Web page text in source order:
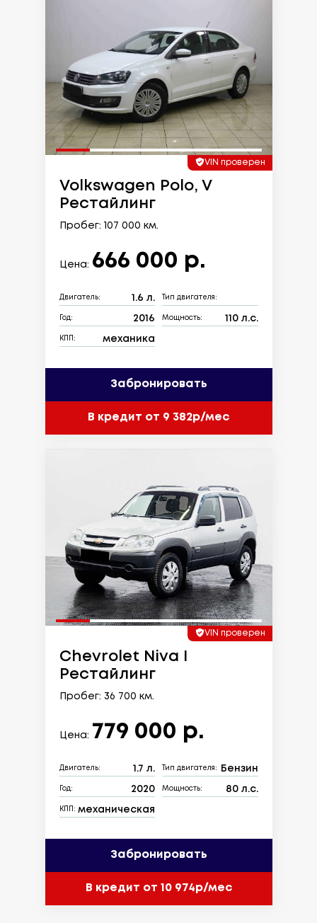
VIN проверен
Volkswagen Polo, V
Рестайлинг
Пробег: 107 000 км.
Цена: 666 000 р.
Двигатель: 1.6 л. Тип двигателя:
Год: 2016 Мощность: 110 л.с.
КПП: механика
Забронировать
В кредит от 9 382р/мес
VIN проверен
Chevrolet Niva I
Рестайлинг
Пробег: 36 700 км.
Цена: 779 000 р.
Двигатель: 1.7 л. Тип двигателя: Бензин
Год: 2020 Мощность: 80 л.с.
КПП: механическая
Забронировать
В кредит от 10 974р/мес